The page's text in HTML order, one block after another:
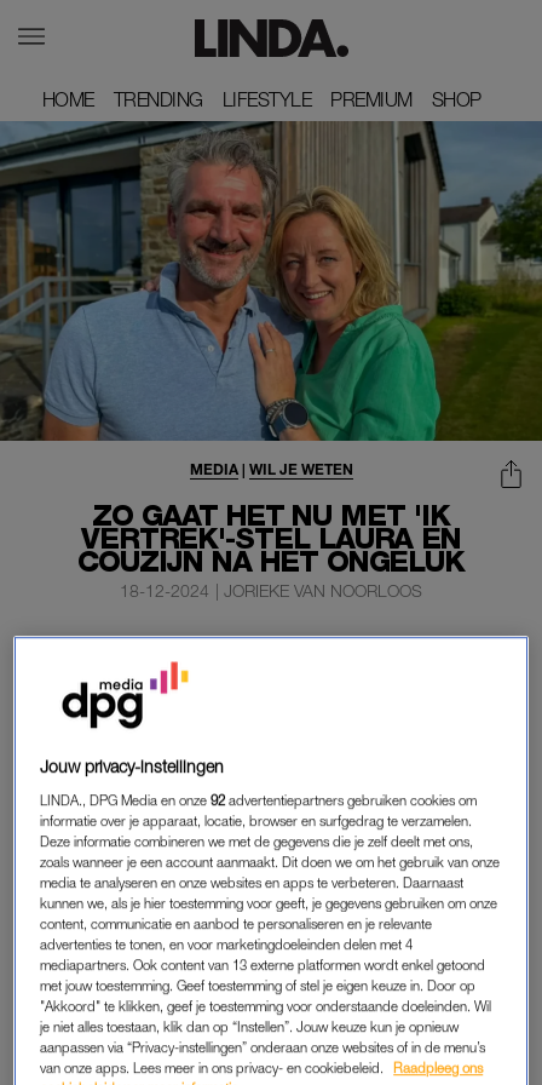
HOME
HOME TRENDING
TRENDING LIFESTYLE
LIFESTYLE PREMIUM
PREMIUM SHOP
SHOP
ZO GAAT HET NU MET 'IK
VERTREK'-STEL LAURA EN
COUZIJN NA HET ONGELUK
MEDIA| WIL JE WETEN
18-12-2024 | JORIEKE VAN NOORLOOS
naar Duitsland om een oud schoolgebouw om te
toveren tot een trainingscentrum. Dat ging echter niet
van een leien dakje.
Tot overmaat van ramp kreeg Couzijn ook een ongeluk. Hoe
gaat nu, maanden later, met het stel?
COUZIJN
Om maar meteen met de deur in huis te vallen: nee, de
verbouwing van het schoolgebouw is nog steeds niet gestart.
Dat gebeurt pas volgend jaar, zo melden Couzijn en Laura op
de website van AVROTROS. ‘We hebben een plaatje in ons
hoofd en daar gaan we met deze bedrijven en ook met
vrienden en familie aan werken.’
Jouw privacy-instellingen
LINDA., DPG Media en onze92 advertentiepartners gebruiken cookies om
informatie over je apparaat, locatie, browser en surfgedrag te verzamelen.
Deze informatie combineren we met de gegevens die je zelf deelt met ons,
zoals wanneer je een account aanmaakt. Dit doen we om het gebruik van onze
media te analyseren en onze websites en apps te verbeteren. Daarnaast
kunnen we, als je hier toestemming voor geeft, je gegevens gebruiken om onze
content, communicatie en aanbod te personaliseren en je relevante
advertenties te tonen, en voor marketingdoeleinden delen met 4
mediapartners. Ook content van 13 externe platformen wordt enkel getoond
met jouw toestemming. Geef toestemming of stel je eigen keuze in. Door op
"Akkoord" te klikken, geef je toestemming voor onderstaande doeleinden. Wil
je niet alles toestaan, klik dan op “Instellen”. Jouw keuze kun je opnieuw
aanpassen via “Privacy-instellingen” onderaan onze websites of in de menu’s
van onze apps. Lees meer in ons privacy- en cookiebeleid.
Raadpleeg ons